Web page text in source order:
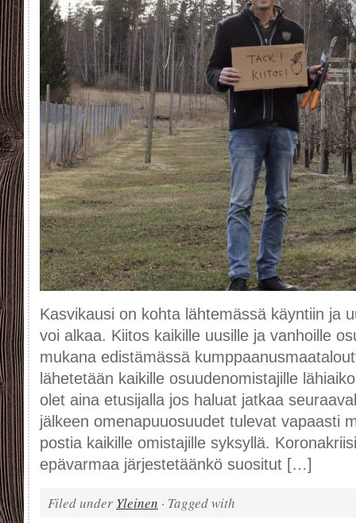
Kasvikausi on kohta lähtemässä käyntiin ja
voi alkaa. Kiitos kaikille uusille ja vanhoille
mukana edistämässä
lähetetään kaikille osuudenomistajille
olet aina etusijalla jos haluat jatkaa
jälkeen omenapuuosuudet tulevat vapaasti
postia kaikille omistajille syksyllä.
epävarmaa järjestetäänkö suositut […]
Filed under Yleinen · Tagged with